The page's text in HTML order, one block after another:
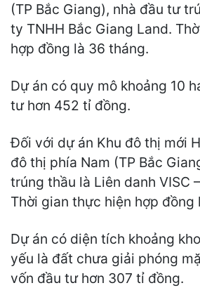
(TP Bắc Giang), nhà đầu tư
ty TNHH Bắc Giang Land.
hợp đồng là 36 tháng.
Dự án có quy mô khoảng 10
tư hơn 452 tỉ đồng.
Đối với dự án Khu đô thị mới
đô thị phía Nam (TP Bắc
trúng thầu là Liên danh VISC
Thời gian thực hiện hợp đồng
Dự án có diện tích khoảng
yếu là đất chưa giải phóng
vốn đầu tư hơn 307 tỉ đồng.